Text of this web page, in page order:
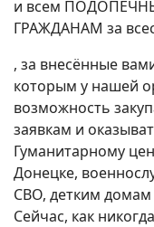
и всем
ГРАЖДАНАМ за
, за внесённые
которым у нашей
возможность
заявкам и
Гуманитарному
Донецке,
СВО, детким
Сейчас, как